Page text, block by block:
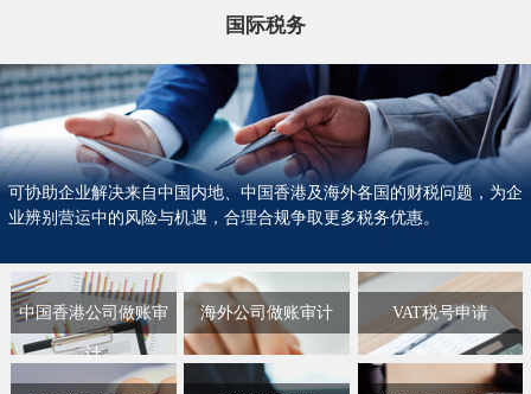
国际税务
可协助企业解决来自中国内地、中国香港及海外各国的财税问题，为企
业辨别营运中的风险与机遇，合理合规争取更多税务优惠。
中国香港公司做账审
计
海外公司做账审计 VAT税号申请